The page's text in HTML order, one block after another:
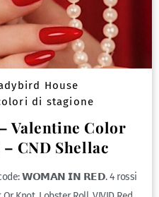
House
di stagione
Valentine Color
CND Shellac
code: 𝗪𝗢𝗠𝗔𝗡 𝗜𝗡 𝗥𝗘𝗗. 4 rossi